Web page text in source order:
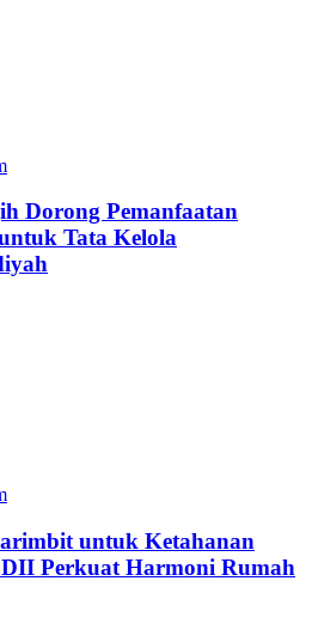
Dorong Pemanfaatan
Tata Kelola
untuk Ketahanan
Perkuat Harmoni Rumah